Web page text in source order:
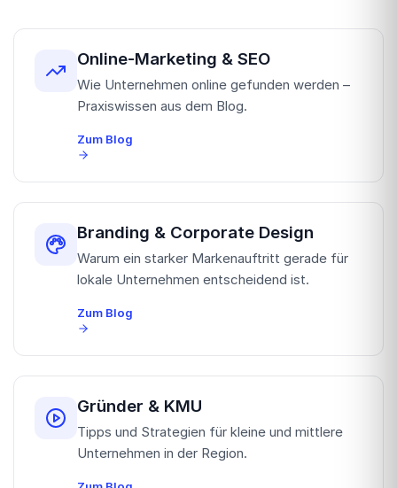
Online-Marketing & SEO
Wie Unternehmen online gefunden werden –
Praxiswissen aus dem Blog.
Zum Blog
Branding & Corporate Design
Warum ein starker Markenauftritt gerade für
lokale Unternehmen entscheidend ist.
Zum Blog
Gründer & KMU
Tipps und Strategien für kleine und mittlere
Unternehmen in der Region.